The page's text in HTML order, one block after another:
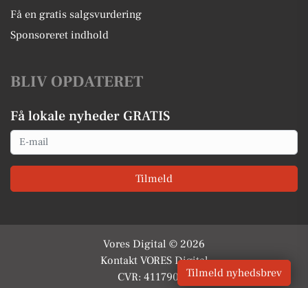
Få en gratis salgsvurdering
Sponsoreret indhold
BLIV OPDATERET
Få lokale nyheder GRATIS
Email
Tilmeld
Vores Digital © 2026
Kontakt VORES Digital
CVR: 41179082Tilmeld nyhedsbrev